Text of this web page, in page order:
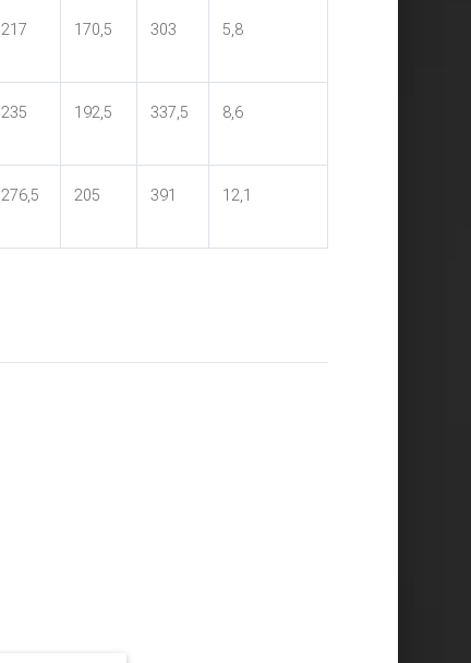
217 170,5 303 5,8
235 192,5 337,5 8,6
276,5 205 391 12,1